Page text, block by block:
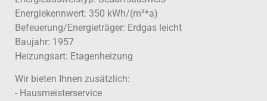
Energiekennwert: 350 kWh/(m²*a)
Befeuerung/Energieträger: Erdgas leicht
Baujahr: 1957
Heizungsart: Etagenheizung
Wir bieten Ihnen zusätzlich:
- Hausmeisterservice